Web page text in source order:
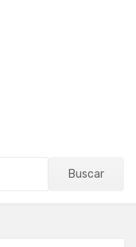
Buscar